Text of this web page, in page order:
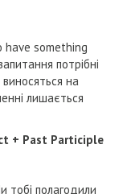
have something
потрібні
виносяться на
лишається
+ Past Participle
полагодили